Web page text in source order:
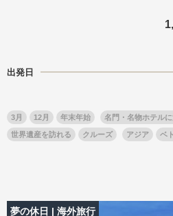
出発日
3月 12月 年末年始 名門・名物ホテル
世界遺産を訪れる クルーズ アジア ベ
夢の休日 | 海外旅行